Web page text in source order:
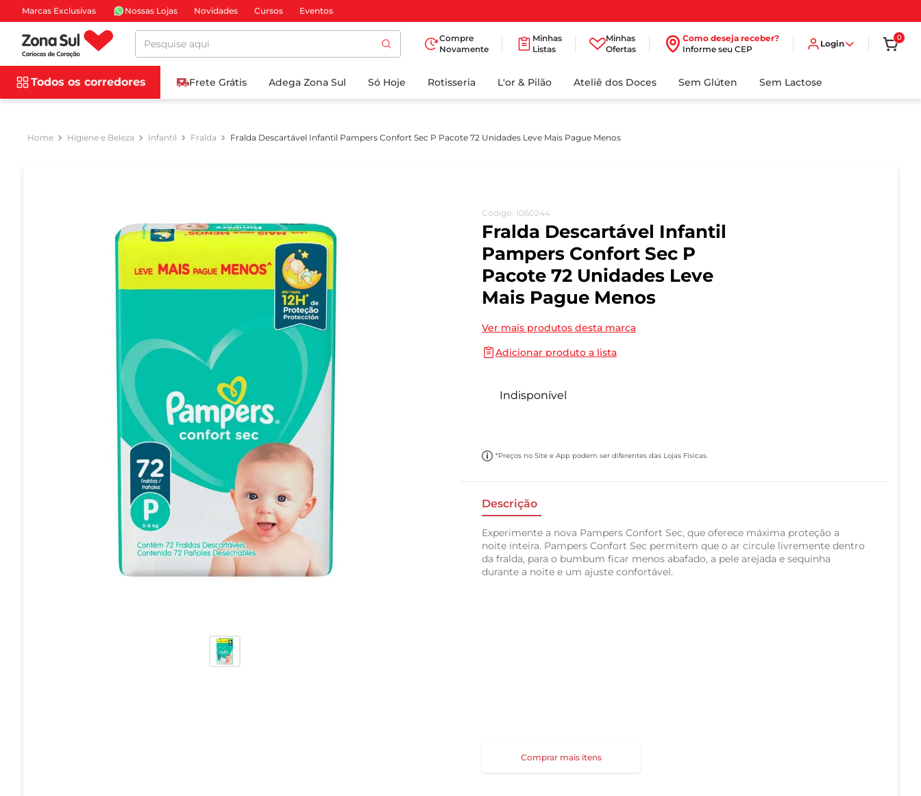
Marcas Exclusivas Nossas Lojas Novidades Cursos Eventos
Pesquise aqui
Compre
Novamente
Minhas
Listas
Minhas
Ofertas
Como deseja receber?
Informe seu CEP
Login
0
Todos os corredores Frete Grátis Adega Zona Sul Só Hoje Rotisseria L'or & Pilão Ateliê dos Doces Sem Glúten Sem Lactose
Higiene e Beleza Infantil Fralda Fralda Descartável Infantil Pampers Confort Sec P Pacote 72 Unidades Leve Mais Pague Menos
Código: 1060244
Fralda Descartável Infantil
Pampers Confort Sec P
Pacote 72 Unidades Leve
Mais Pague Menos
Ver mais produtos desta marca
Adicionar produto a lista
Indisponível
*Preços no Site e App podem ser diferentes das Lojas Físicas.
Descrição
Experimente a nova Pampers Confort Sec, que oferece máxima proteção a
noite inteira. Pampers Confort Sec permitem que o ar circule livremente dentro
da fralda, para o bumbum ficar menos abafado, a pele arejada e sequinha
durante a noite e um ajuste confortável.
Comprar mais itens
BUSCADOS